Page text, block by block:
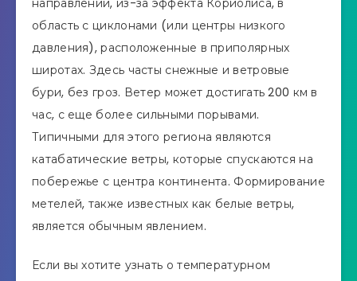
область с циклонами (или центры низкого
давления), расположенные в приполярных
широтах. Здесь часты снежные и ветровые
бури, без гроз. Ветер может достигать 200 км в
час, с еще более сильными порывами.
Типичными для этого региона являются
катабатические ветры, которые спускаются на
побережье с центра континента. Формирование
метелей, также известных как белые ветры,
является обычным явлением.
Если вы хотите узнать о температурном